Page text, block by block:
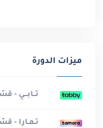
ميزات الدورة
تــابـــي - قسّمها
تـمـارا - قسّمها على